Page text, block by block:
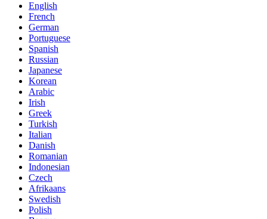
English
French
German
Portuguese
Spanish
Russian
Japanese
Korean
Arabic
Irish
Greek
Turkish
Italian
Danish
Romanian
Indonesian
Czech
Afrikaans
Swedish
Polish